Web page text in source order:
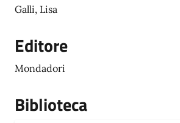
Galli, Lisa
Editore
Mondadori
Biblioteca